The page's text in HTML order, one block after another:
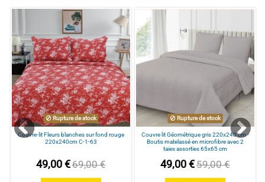
2/5
Avis vérifié
Les motifs sont un peu grossiers en terme de forme et le tissu est
mince. Cela fait un effet assez net mais un peu cheap. Attention les
taies d’oreillers sont immenses (75x75)
Avis du25/06/2026 , suite à une expérience du 10/06/2026 par Christine V.
Utile(0) Signaler
Rupture de stock
Couvre-lit Fleurs blanches sur fond rouge
220x240cm C-1-63
49,00 €69,00 €
Rupture de stock
Couvre lit Géométrique gris 220x240 cm -
Boutis matelassé en microfibre avec 2
taies assorties 65x65 cm
49,00 €59,00 €